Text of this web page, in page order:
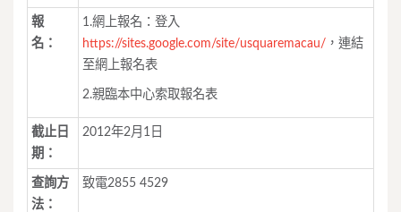
報
名：
1.網上報名：登入
https://sites.google.com/site/usquaremacau/ ，連結
至網上報名表
2.親臨本中心索取報名表
截止日
期：
2012年2月1日
查詢方
法：
致電2855 4529